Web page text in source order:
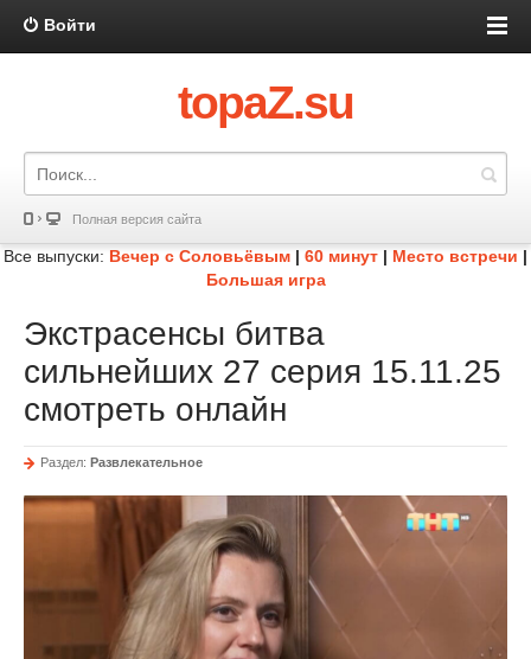
Войти
topaZ.su
Полная версия сайта
Все выпуски: Вечер с Соловьёвым | 60 минут | Место встречи |
Большая игра
Экстрасенсы битва
сильнейших 27 серия 15.11.25
смотреть онлайн
Раздел: Развлекательное